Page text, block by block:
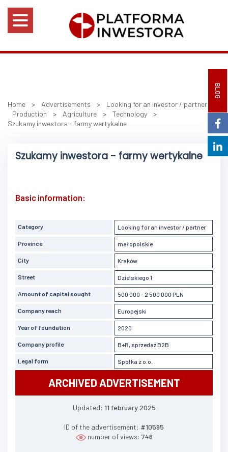
BLOG
Home > Advertisements > Looking for an investor / partner
Production > Agriculture > Technology >
Szukamy inwestora - farmy wertykalne
Szukamy inwestora - farmy wertykalne
Basic information:
Category Looking for an investor / partner
Province małopolskie
City Kraków
Street Dzielskiego 1
Amount of capital sought 500 000 - 2 500 000 PLN
Company reach Europejski
Year of foundation 2020
Company profile B+R, sprzedaż B2B
Legal form Spółka z o.o.
ARCHIVED ADVERTISEMENT
Updated: 11 february 2025
ID of the advertisement: #10595
number of views: 746